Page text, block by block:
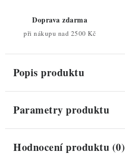
Doprava zdarma
při nákupu nad 2500 Kč
Popis produktu
Parametry produktu
Hodnocení produktu (0)